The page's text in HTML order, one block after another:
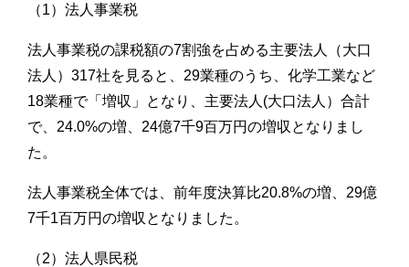
（1）法人事業税
法人事業税の課税額の7割強を占める主要法人（大口
法人）317社を見ると、29業種のうち、化学工業など
18業種で「増収」となり、主要法人(大口法人）合計
で、24.0%の増、24億7千9百万円の増収となりまし
た。
法人事業税全体では、前年度決算比20.8%の増、29億
7千1百万円の増収となりました。
（2）法人県民税